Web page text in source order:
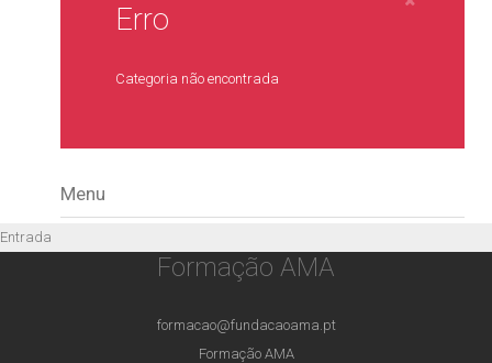
Erro
Categoria não encontrada
Menu
Entrada
Formação AMA
formacao@fundacaoama.pt
Formação AMA